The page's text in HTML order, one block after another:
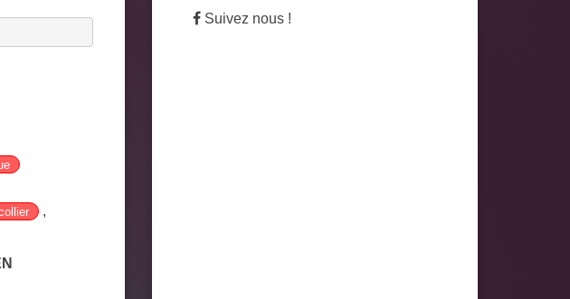
,
Suivez nous !